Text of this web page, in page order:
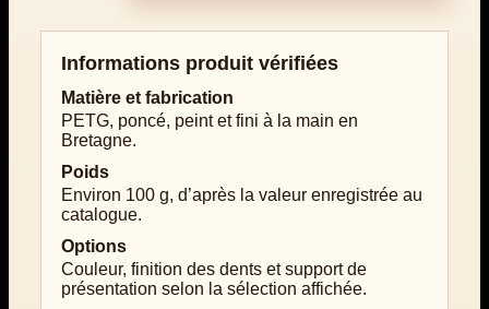
Informations produit vérifiées
Matière et fabrication
PETG, poncé, peint et fini à la main en
Bretagne.
Poids
Environ 100 g, d’après la valeur enregistrée au
catalogue.
Options
Couleur, finition des dents et support de
présentation selon la sélection affichée.